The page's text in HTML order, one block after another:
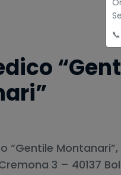
“Gentile Montanari”,
3 – 40137